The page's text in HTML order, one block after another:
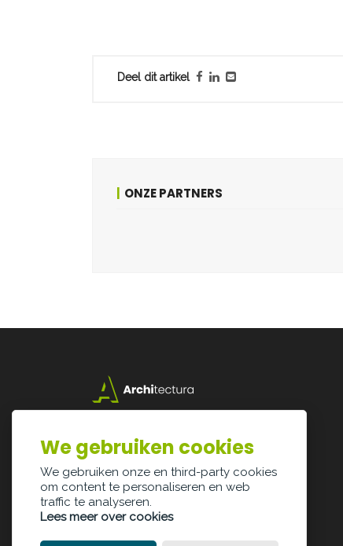
Deel dit artikel
ONZE PARTNERS
3500 Hasselt
info@architectura.be
We gebruiken cookies
We gebruiken onze en third-party cookies
om content te personaliseren en web
traffic te analyseren.
Lees meer over cookies